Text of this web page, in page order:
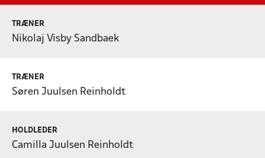
TRÆNER
Nikolaj Visby Sandbaek
TRÆNER
Søren Juulsen Reinholdt
HOLDLEDER
Camilla Juulsen Reinholdt